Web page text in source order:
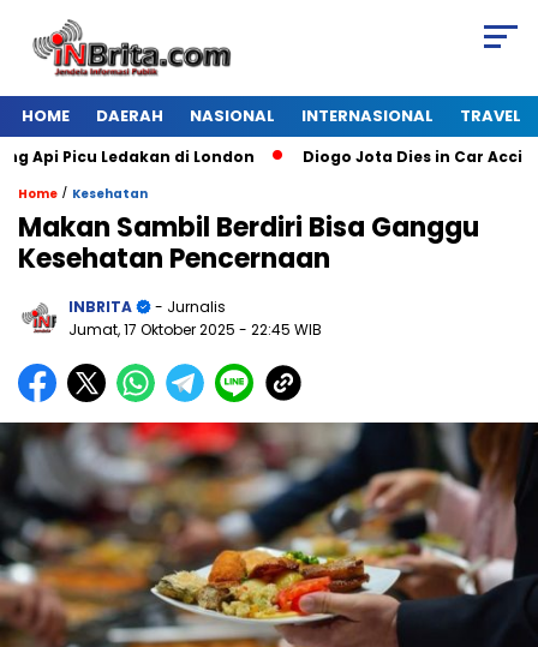
HOME DAERAH NASIONAL INTERNASIONAL TRAVEL
Picu Ledakan di London Diogo Jota Dies in Car Accident
Home / Kesehatan
Makan Sambil Berdiri Bisa Ganggu
Kesehatan Pencernaan
INBRITA
- Jurnalis
Jumat, 17 Oktober 2025 - 22:45 WIB